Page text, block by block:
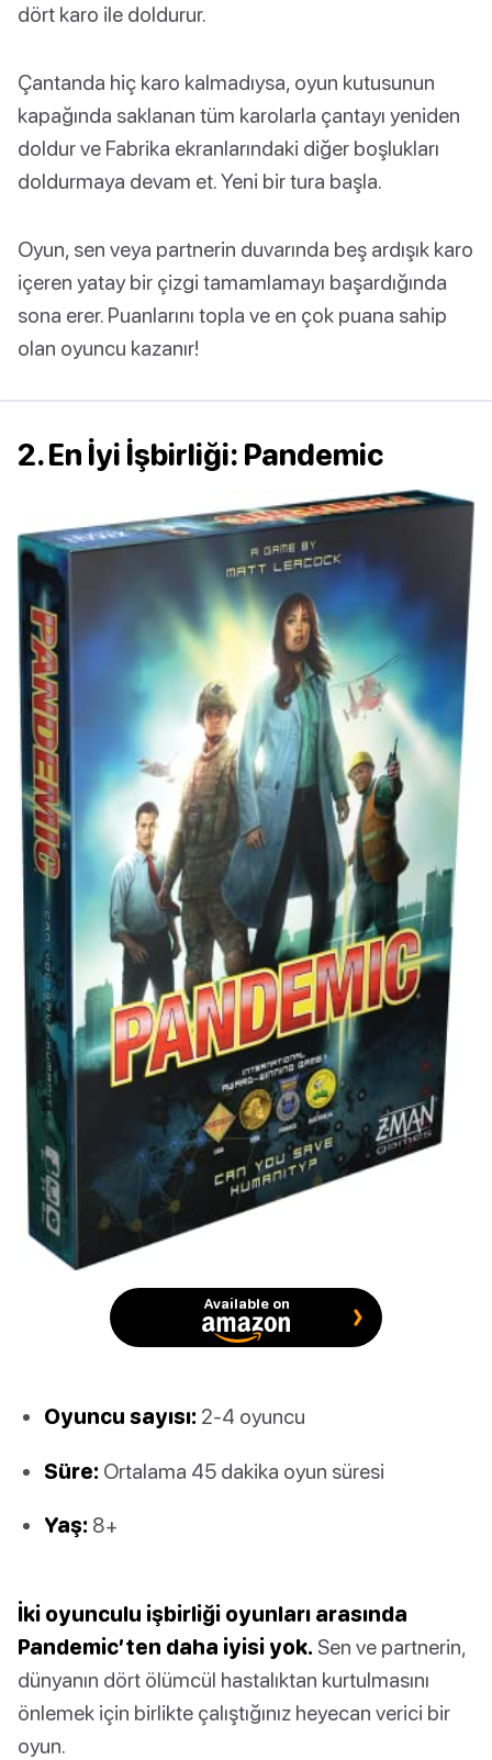
dört karo ile doldurur.
Çantanda hiç karo kalmadıysa, oyun kutusunun
kapağında saklanan tüm karolarla çantayı yeniden
doldur ve Fabrika ekranlarındaki diğer boşlukları
doldurmaya devam et. Yeni bir tura başla.
Oyun, sen veya partnerin duvarında beş ardışık karo
içeren yatay bir çizgi tamamlamayı başardığında
sona erer. Puanlarını topla ve en çok puana sahip
olan oyuncu kazanır!
2. En İyi İşbirliği: Pandemic
Available on
Oyuncu sayısı: 2-4 oyuncu
Süre: Ortalama 45 dakika oyun süresi
Yaş: 8+
İki oyunculu işbirliği oyunları arasında
Pandemic’ten daha iyisi yok. Sen ve partnerin,
dünyanın dört ölümcül hastalıktan kurtulmasını
önlemek için birlikte çalıştığınız heyecan verici bir
oyun.